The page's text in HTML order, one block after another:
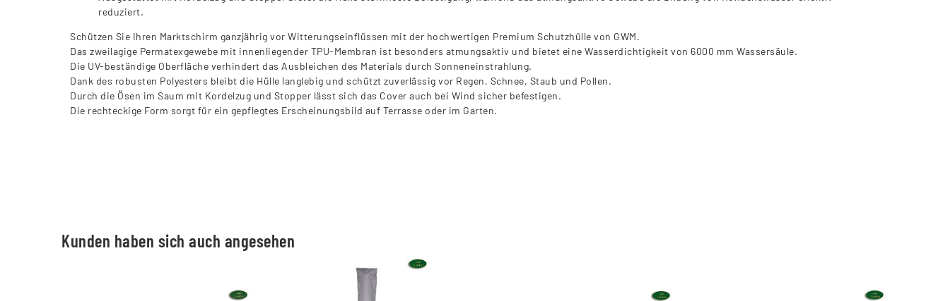
reduziert.
Schützen Sie Ihren Marktschirm ganzjährig vor Witterungseinflüssen mit der hochwertigen Premium Schutzhülle von GWM.
Das zweilagige Permatexgewebe mit innenliegender TPU-Membran ist besonders atmungsaktiv und bietet eine Wasserdichtigkeit von 6000 mm Wassersäule.
Die UV-beständige Oberfläche verhindert das Ausbleichen des Materials durch Sonneneinstrahlung.
Dank des robusten Polyesters bleibt die Hülle langlebig und schützt zuverlässig vor Regen, Schnee, Staub und Pollen.
Durch die Ösen im Saum mit Kordelzug und Stopper lässt sich das Cover auch bei Wind sicher befestigen.
Die rechteckige Form sorgt für ein gepflegtes Erscheinungsbild auf Terrasse oder im Garten.
Kunden haben sich auch angesehen